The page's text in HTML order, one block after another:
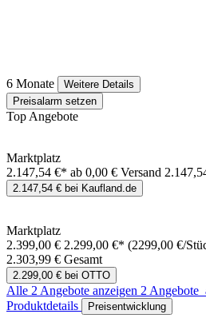
6 Monate
Weitere Details
Preisalarm setzen
Top Angebote
Marktplatz
2.147,54 €* ab 0,00 € Versand
2.147,54 € bei Kaufland.de
Marktplatz
2.399,00 € 2.299,00 €* (2299,00 €/
2.303,99 € Gesamt
2.299,00 € bei OTTO
Alle 2 Angebote anzeigen 2 Angebote
Produktdetails
Preisentwicklung